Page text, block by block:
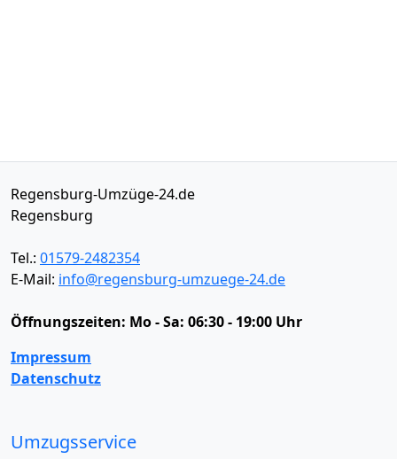
Regensburg-Umzüge-24.de
Regensburg
Tel.: 01579-2482354
E-Mail: info@regensburg-umzuege-24.de
Öffnungszeiten: Mo - Sa: 06:30 - 19:00 Uhr
Impressum
Datenschutz
Umzugsservice